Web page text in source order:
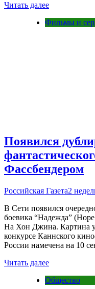
Читать далее
Фильмы и
Появился
Фассбендером
Российская Газета2
В Сети появился
боевика “Надежда”
На Хон Джина. Картина
конкурсе Каннского
России намечена на 10
Читать далее
Общество